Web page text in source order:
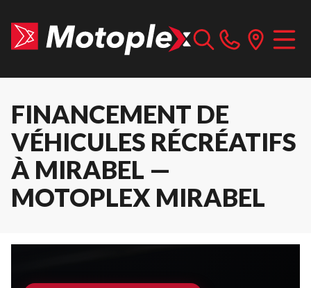
FINANCEMENT DE
VÉHICULES RÉCRÉATIFS
À MIRABEL —
MOTOPLEX MIRABEL